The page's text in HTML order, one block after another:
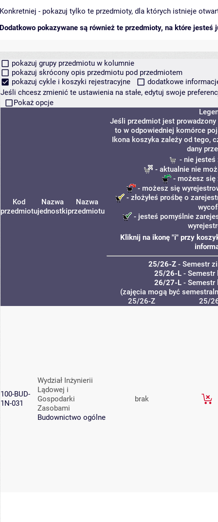
Konkretniej - pokazuj tylko te przedmioty, dla których istnieje
Dodatkowo pokazywane są również te przedmioty, na które jesteś
pokazuj grupy przedmiotu w kolumnie
pokazuj skrócony opis przedmiotu pod przedmiotem
pokazuj cykle i koszyki rejestracyjne
dodatkowe
Jeśli chcesz zmienić te ustawienia na stałe, edytuj swoje
Pokaż opcje
Kod
przedmiotu
Nazwa
jednostki
Nazwa
przedmiotu
Jeśli przedmiot jest
to w odpowiedniej komórce
Ikona koszyka zależy od tego,
dany
- nie jesteś
- aktualnie nie
- możesz się
- możesz się
- złożyłeś prośbę o
- jesteś pomyślnie
Kliknij na ikonę "i" przy
25/26-Z - Semestr
25/26-L -
26/27-L -
(zajęcia mogą być
25/26-Z
25/
100-BUD-
1N-031
Wydział Inżynierii
Lądowej i
Gospodarki
Zasobami
Budownictwo ogólne
brak